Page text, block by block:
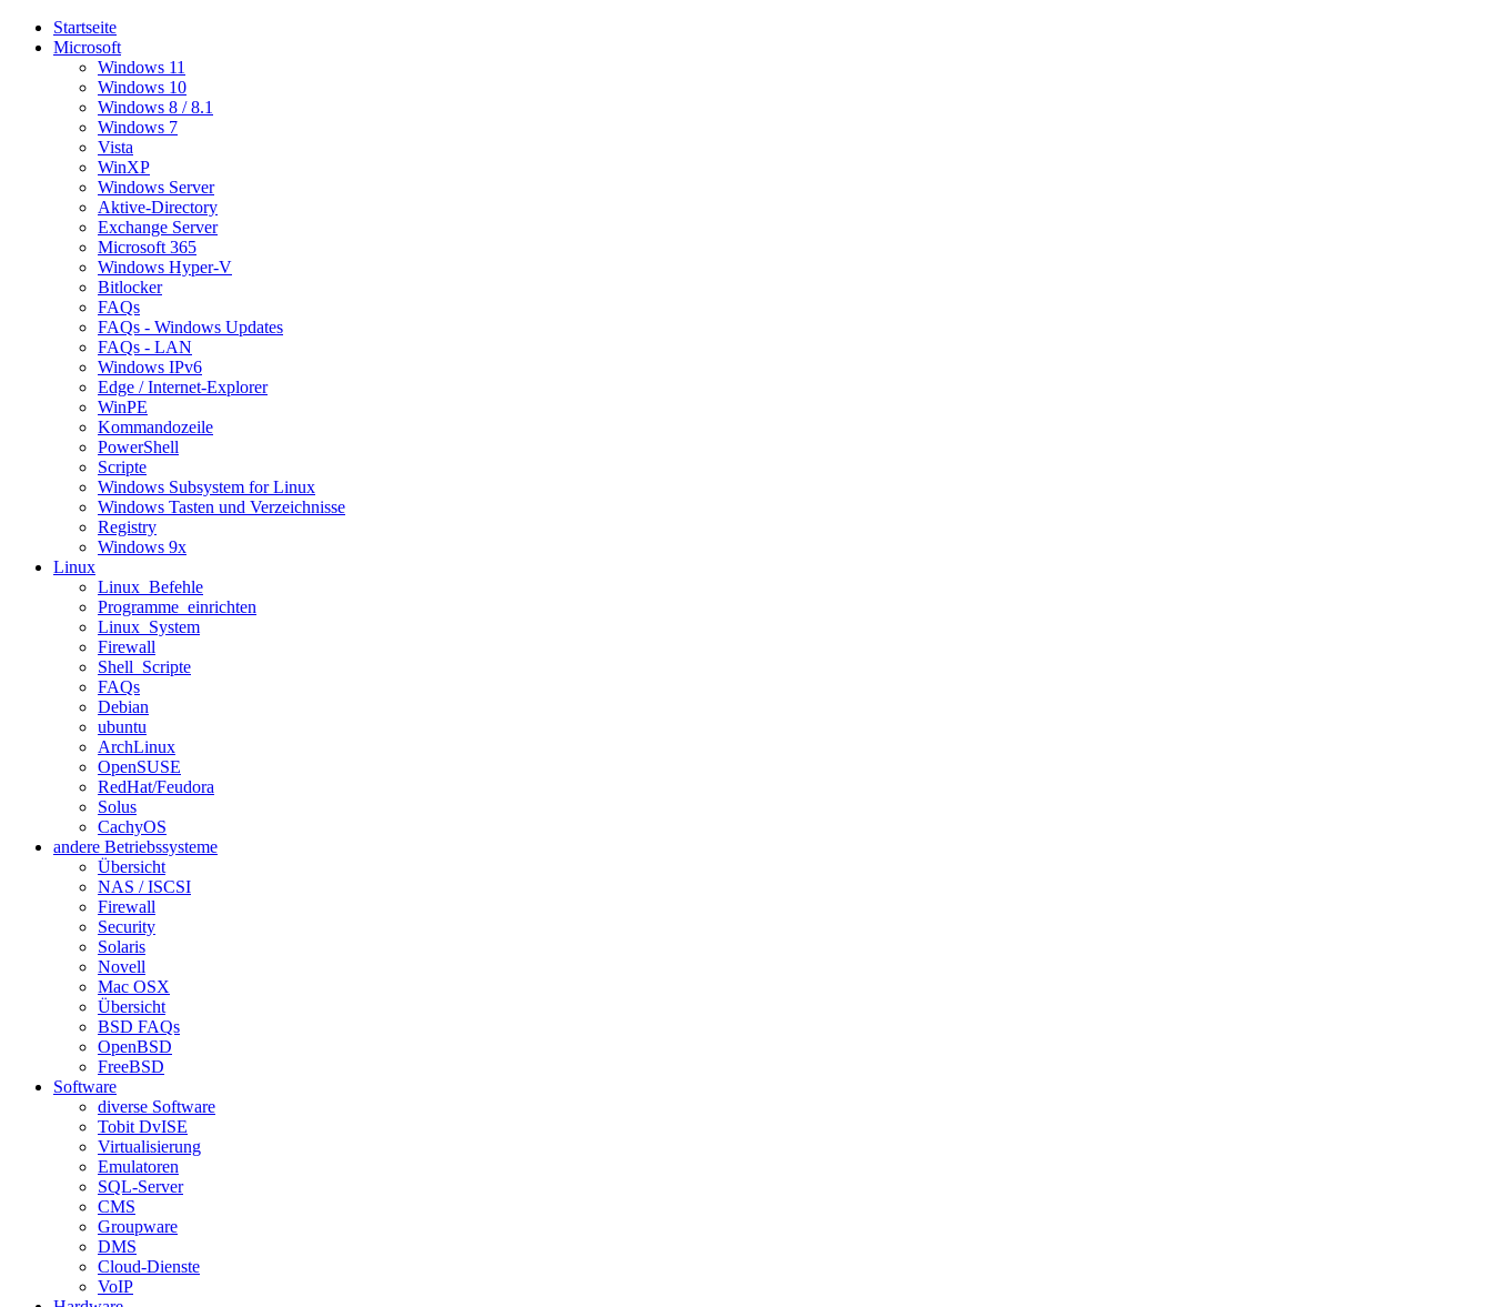
Startseite
Microsoft
Windows 11
Windows 10
Windows 8 / 8.1
Windows 7
Vista
WinXP
Windows Server
Aktive-Directory
Exchange Server
Microsoft 365
Windows Hyper-V
Bitlocker
FAQs
FAQs - Windows Updates
FAQs - LAN
Windows IPv6
Edge / Internet-Explorer
WinPE
Kommandozeile
PowerShell
Scripte
Windows Subsystem for Linux
Windows Tasten und Verzeichnisse
Registry
Windows 9x
Linux
Linux_Befehle
Programme_einrichten
Linux_System
Firewall
Shell_Scripte
FAQs
Debian
ubuntu
ArchLinux
OpenSUSE
RedHat/Feudora
Solus
CachyOS
andere Betriebssysteme
Übersicht
NAS / ISCSI
Firewall
Security
Solaris
Novell
Mac OSX
Übersicht
BSD FAQs
OpenBSD
FreeBSD
Software
diverse Software
Tobit DvISE
Virtualisierung
Emulatoren
SQL-Server
CMS
Groupware
DMS
Cloud-Dienste
VoIP